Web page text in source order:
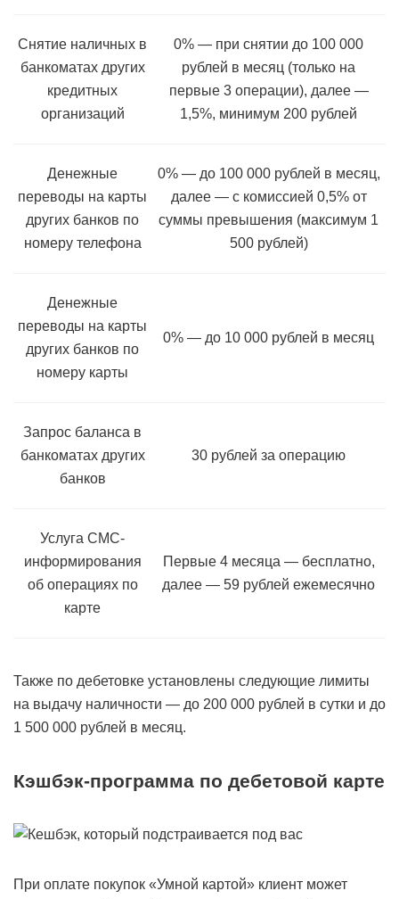
Снятие наличных в
банкоматах других
кредитных
организаций
0% — при снятии до 100 000
рублей в месяц (только на
первые 3 операции), далее —
1,5%, минимум 200 рублей
Денежные
переводы на карты
других банков по
номеру телефона
0% — до 100 000 рублей в месяц,
далее — с комиссией 0,5% от
суммы превышения (максимум 1
500 рублей)
Денежные
переводы на карты
других банков по
номеру карты
0% — до 10 000 рублей в месяц
Запрос баланса в
банкоматах других
банков
30 рублей за операцию
Услуга СМС-
информирования
об операциях по
карте
Первые 4 месяца — бесплатно,
далее — 59 рублей ежемесячно
Также по дебетовке установлены следующие лимиты
на выдачу наличности — до 200 000 рублей в сутки и до
1 500 000 рублей в месяц.
Кэшбэк-программа по дебетовой карте
При оплате покупок «Умной картой» клиент может